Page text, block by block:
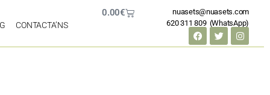
0.00€
nuasets@nuasets.com
620 311 809 (WhatsApp)
CONTACTA’NS